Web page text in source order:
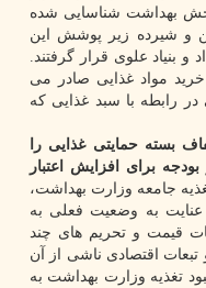
بهداشت شناسایی شده
مادر آبستن و شیرده زیر پوشش این
و بنیاد علوی قرار گرفتند.
مواد غذایی صادر می
رابطه با سبد غذایی که
کفاف بسته حمایتی غذایی را
برای افزایش اعتبار
جامعه وزارت بهداشت،
عنایت به وضعیت فعلی به
قیمت و تحریم های چند
اقتصادی ناشی از آن
تغذیه وزارت بهداشت به